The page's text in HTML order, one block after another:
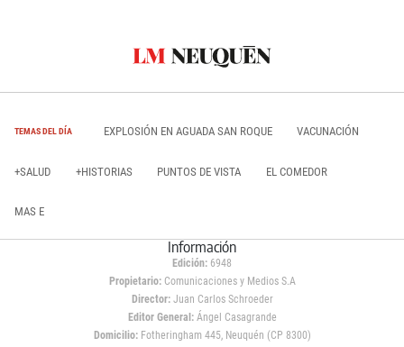
TEMAS DEL DÍA EXPLOSIÓN EN AGUADA SAN ROQUE VACUNACIÓN
+SALUD +HISTORIAS PUNTOS DE VISTA EL COMEDOR
MAS E
Información
Edición: 6948
Propietario:Comunicaciones y Medios S.A
Director: Juan Carlos Schroeder
Editor General:Ángel Casagrande
Domicilio:Fotheringham 445, Neuquén (CP 8300)